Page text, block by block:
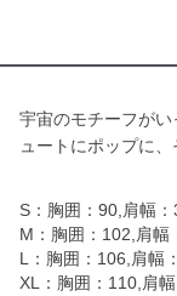
宇宙のモチーフが
ュートにポップに、
S：胸囲：90,肩幅
M：胸囲：102,肩
L：胸囲：106,肩幅
XL：胸囲：110,肩